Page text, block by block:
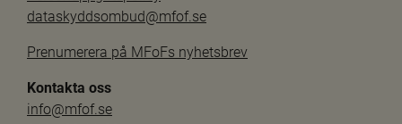
dataskyddsombud@mfof.se
Prenumerera på MFoFs nyhetsbrev
Kontakta oss
info@mfof.se